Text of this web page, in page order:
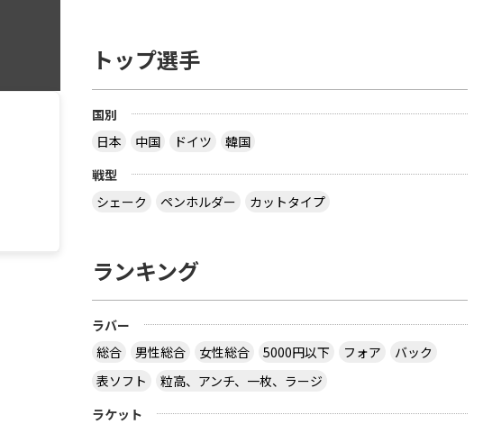
トップ選手
国別
日本
中国 ドイツ
韓国
戦型
シェーク
ペンホルダー カットタイプ
ランキング
ラバー
総合
男性総合 女性総合 5000円以下 フォア
バック
表ソフト
粒高、アンチ、一枚、ラージ
ラケット